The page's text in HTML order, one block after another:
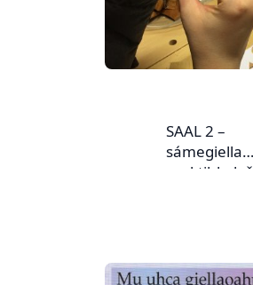
SAAL 2 –
sámegiella
praktihkalaš